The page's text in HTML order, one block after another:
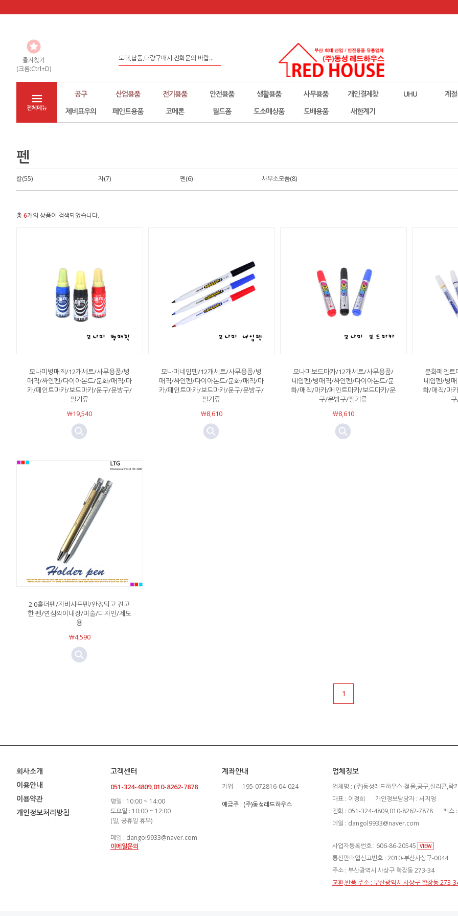
즐겨찾기
(크롬:Ctrl+D)
도매,납품,대량구매시 전화문의 바랍...
전체메뉴
공구 산업용품 전기용품 안전용품 생활용품 사무용품 개인결제창 UHU
계
제비표우의
페인트용품 코메론 월드폼 도소매상품 도배용품 새한계기
펜
칼(55) 자(7) 펜(6) 사무소모품(8)
총6개의 상품이 검색되었습니다.
모나미병매직/12개세트/사무용품/병
매직/싸인펜/다이아몬드/문화/매직/마
카/페인트마카/보드마카/문구/문방구/
필기류
￦19,540
모나미네임펜/12개세트/사무용품/병
매직/싸인펜/다이아몬드/문화/매직/마
카/페인트마카/보드마카/문구/문방구/
필기류
￦8,610
모나미보드마카/12개세트/사무용품/
네임펜/병매직/싸인펜/다이아몬드/문
화/매직/마카/페인트마카/보드마카/문
구/문방구/필기류
￦8,610
문화페인
네임펜/병
화/매직/마
2.0홀더펜/자바샤프펜/안정되고 견고
한 펜/연심깍이내장/미술/디자인/제도
용
￦4,590
1
회사소개
이용안내
이용약관
개인정보처리방침
고객센터
051-324-4809,010-8262-7878
평일 : 10:00 ~ 14:00
토요일 : 10:00 ~ 12:00
(일, 공휴일 휴무)
메일 : dangol9933@naver.com
이메일문의
계좌안내
기업 195-072816-04-024
예금주 : (주)동성레드하우스
업체정보
업체명 : (주)동성레드하우스-철물,공구,실리콘,락
대표 : 이정희
개인정보담당자 : 서지영
전화 : 051-324-4809,010-8262-7878
팩스
메일 : dangol9933@naver.com
사업자등록번호 : 606-86-20545 VIEW
통신판매업신고번호 : 2010-부산사상구-0044
주소 : 부산광역시 사상구 학장동 273-34
교환,반품 주소 : 부산광역시 사상구 학장동 273-